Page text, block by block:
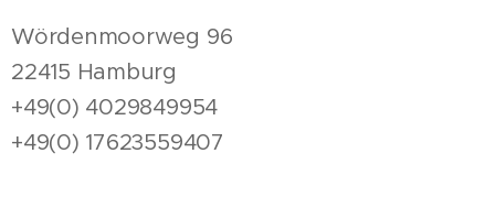
Wördenmoorweg 96
22415 Hamburg
+49(0) 4029849954
+49(0) 17623559407